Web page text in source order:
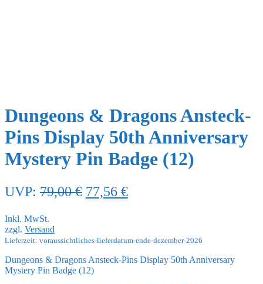
Dungeons & Dragons Ansteck-
Pins Display 50th Anniversary
Mystery Pin Badge (12)
UVP: 79,00€ Ursprünglicher
79,00 €
77,56 €Aktueller
77,56 €.
Inkl. MwSt.
zzgl. Versand
Lieferzeit: voraussichtliches-lieferdatum-ende-dezember-2026
Dungeons & Dragons Ansteck-Pins Display 50th Anniversary
Mystery Pin Badge (12)